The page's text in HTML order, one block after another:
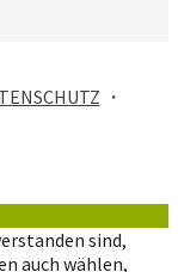
・
sind,
auch wählen,